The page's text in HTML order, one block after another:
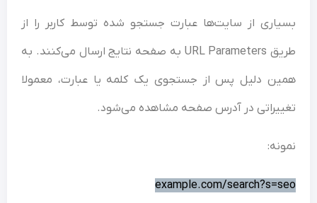
از سایت‌ها عبارت جستجو شده توسط کاربر را از
طریق URL Parameters به صفحه نتایج ارسال می‌کنند. به
دلیل پس از جستجوی یک کلمه یا عبارت، معمولا
در آدرس صفحه مشاهده می‌شود.
example.com/